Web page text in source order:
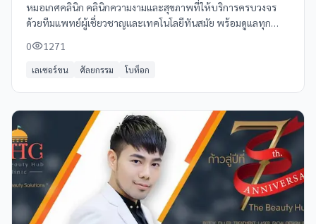
หมอเกศคลินิก คลินิกความงามและสุขภาพที่ให้บริการครบวงจร
ด้วยทีมแพทย์ผู้เชี่ยวชาญและเทคโนโลยีทันสมัย พร้อมดูแลทุก
- **ฉีดฟิลเลอร์**
0 1271
เลเซอร์ขน ศัลยกรรม โบท็อก